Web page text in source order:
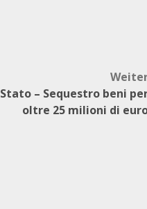
– Sequestro beni
oltre 25 milioni di